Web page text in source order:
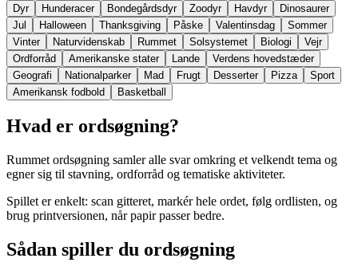
Dyr Hunderacer Bondegårdsdyr Zoodyr Havdyr
Dinosaurer
Jul
Halloween Thanksgiving Påske Valentinsdag
Sommer
Vinter
Naturvidenskab Rummet Solsystemet Biologi
Vejr
Ordforråd
Amerikanske stater Lande
Verdens hovedstæder
Geografi
Nationalparker Mad Frugt Desserter Pizza
Sport
Amerikansk fodbold
Basketball
Hvad er ordsøgning?
Rummet ordsøgning samler alle svar omkring et velkendt tema og
egner sig til stavning, ordforråd og tematiske aktiviteter.
Spillet er enkelt: scan gitteret, markér hele ordet, følg ordlisten, og
brug printversionen, når papir passer bedre.
Sådan spiller du ordsøgning